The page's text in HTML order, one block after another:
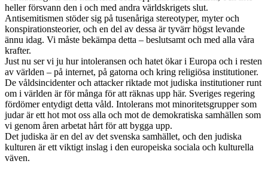
heller försvann den i och med andra världskrigets slut.
Antisemitismen stöder sig på tusenåriga stereotyper, myter och
konspirationsteorier, och en del av dessa är tyvärr högst levande
ännu idag. Vi måste bekämpa detta – beslutsamt och med alla våra
krafter.
Just nu ser vi ju hur intoleransen och hatet ökar i Europa och i resten
av världen – på internet, på gatorna och kring religiösa institutioner.
De våldsincidenter och attacker riktade mot judiska institutioner runt
om i världen är för många för att räknas upp här. Sveriges regering
fördömer entydigt detta våld. Intolerans mot minoritetsgrupper som
judar är ett hot mot oss alla och mot de demokratiska samhällen som
vi genom åren arbetat hårt för att bygga upp.
Det judiska är en del av det svenska samhället, och den judiska
kulturen är ett viktigt inslag i den europeiska sociala och kulturella
väven.